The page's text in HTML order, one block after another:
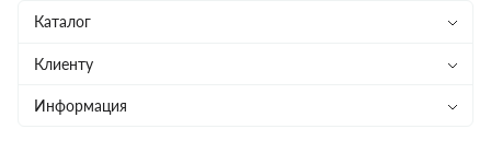
Каталог
Чемоданы
Рюкзаки
Клиенту
Магазины
Информация